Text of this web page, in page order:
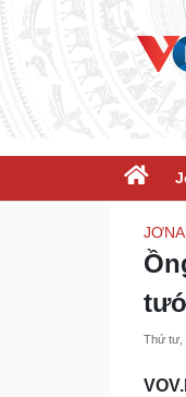
Thứ tư,